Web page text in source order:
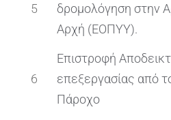
5
δρομολόγηση στην
Αρχή (ΕΟΠΥΥ).
6
Επιστροφή
επεξεργασίας από
Πάροχο